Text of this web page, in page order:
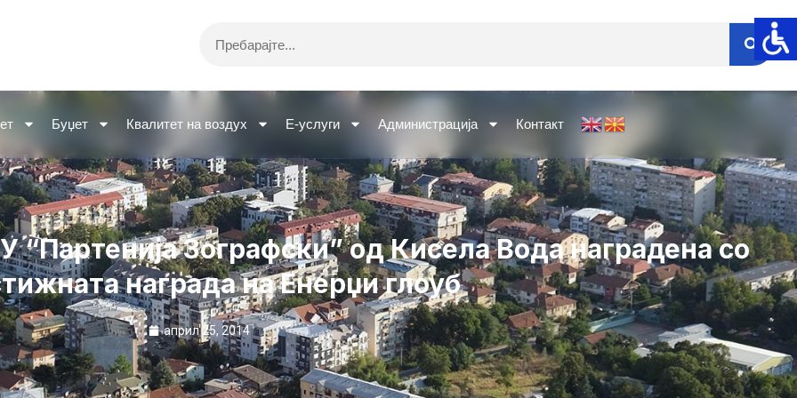
Буџет Квалитет на воздух Е-услуги Администрација Контакт
“Партенија Зографски” од Кисела Вода наградена со
награда на Енерџи глоуб
април 25, 2014